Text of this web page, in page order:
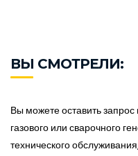
ВЫ СМОТРЕЛИ:
Вы можете оставить
газового или сварочного
технического